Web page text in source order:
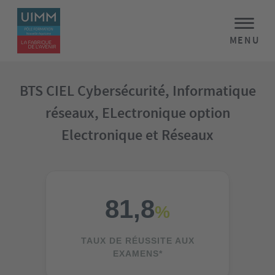
MENU
BTS CIEL Cybersécurité, Informatique
réseaux, ELectronique option
Electronique et Réseaux
81,8%
TAUX DE RÉUSSITE AUX
EXAMENS*